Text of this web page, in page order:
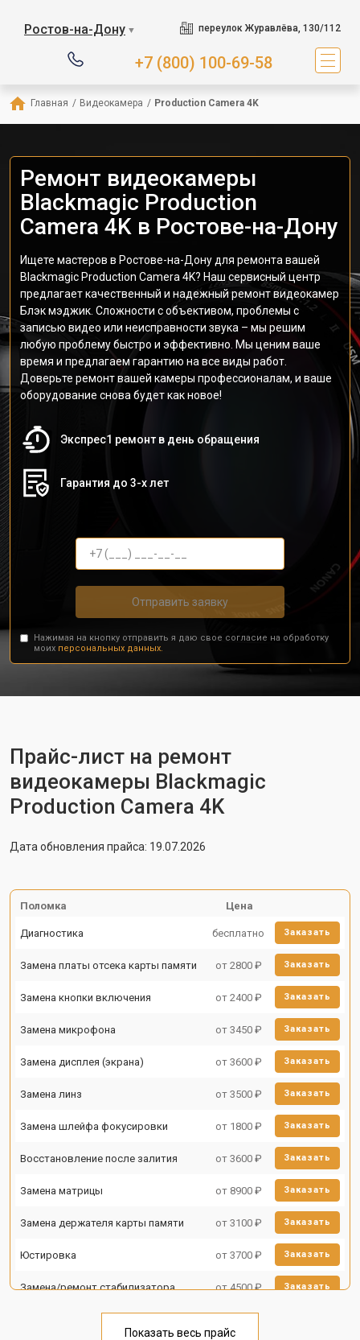
Ростов-на-Дону ▼ переулок Журавлёва, 130/112
+7 (800) 100-69-58
Главная / Видеокамера / Production Camera 4K
Ремонт видеокамеры
Blackmagic Production
Camera 4K в Ростове-на-Дону
Ищете мастеров в Ростове-на-Дону для ремонта вашей
Blackmagic Production Camera 4K? Наш сервисный центр
предлагает качественный и надежный ремонт видеокамер
Блэк мэджик. Сложности с объективом, проблемы с
записью видео или неисправности звука – мы решим
любую проблему быстро и эффективно. Мы ценим ваше
время и предлагаем гарантию на все виды работ.
Доверьте ремонт вашей камеры профессионалам, и ваше
оборудование снова будет как новое!
Экспрес1 ремонт в день обращения
Гарантия до 3-х лет
Отправить заявку
Нажимая на кнопку отправить я даю свое согласие на обработку
моих персональных данных.
Прайс-лист на ремонт
видеокамеры Blackmagic
Production Camera 4K
Дата обновления прайса: 19.07.2026
Поломка Цена
Диагностика бесплатно Заказать
Замена платы отсека карты памяти от 2800 ₽ Заказать
Замена кнопки включения от 2400 ₽ Заказать
Замена микрофона от 3450 ₽ Заказать
Замена дисплея (экрана) от 3600 ₽ Заказать
Замена линз от 3500 ₽ Заказать
Замена шлейфа фокусировки от 1800 ₽ Заказать
Восстановление после залития от 3600 ₽ Заказать
Замена матрицы от 8900 ₽ Заказать
Замена держателя карты памяти от 3100 ₽ Заказать
Юстировка от 3700 ₽ Заказать
Замена/ремонт стабилизатора от 4500 ₽ Заказать
Показать весь прайс